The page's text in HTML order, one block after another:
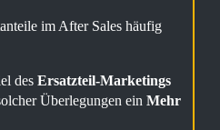
im After Sales häufig
des Ersatzteil-Marketings
Überlegungen ein Mehr